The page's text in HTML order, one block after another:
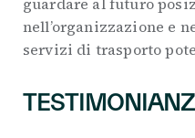
nell’organizzazione e
servizi di trasporto